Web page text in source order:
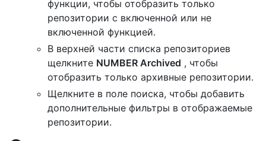
функции, чтобы отобразить только
репозитории с включенной или не
включенной функцией.
В верхней части списка репозиториев
щелкните NUMBER Archived , чтобы
отобразить только архивные репозитории.
Щелкните в поле поиска, чтобы добавить
дополнительные фильтры в отображаемые
репозитории.